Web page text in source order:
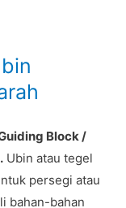
Block /
Ubin atau tegel
persegi atau
bahan-bahan